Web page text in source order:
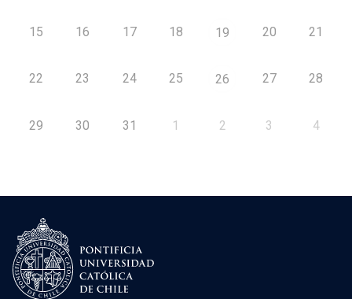
15 16 17 18 19 20 21
22 23 24 25 26 27 28
29 30 31 1 2 3 4